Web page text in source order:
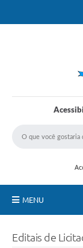
MENU
Editais de